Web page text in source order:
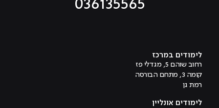
036135565
לימודים במרכז
רחוב שוהם 5, מגדלי פז
קומה 3, מתחם הבורסה
רמת גן
לימודים אונליין